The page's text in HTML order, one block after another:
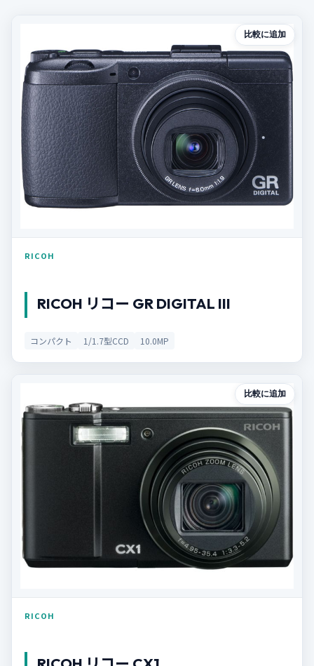
比較に追加
RICOH
RICOH リコー GR DIGITAL III
コンパクト 1/1.7型CCD 10.0MP
比較に追加
RICOH